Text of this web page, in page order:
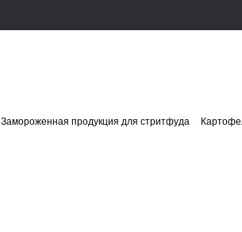
Замороженная продукция для стритфуда